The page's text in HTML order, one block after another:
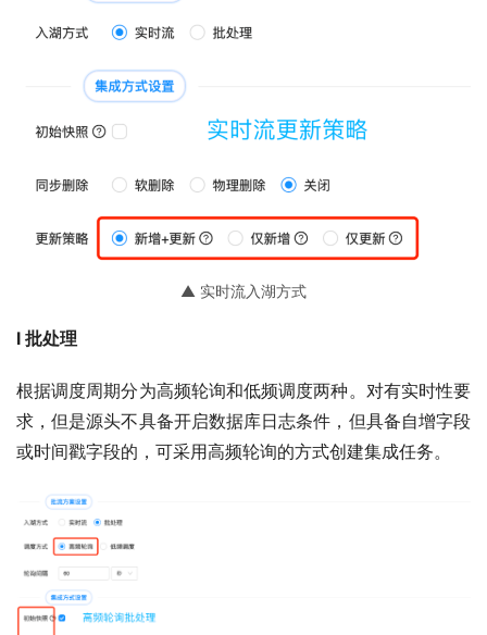
▲ 实时流入湖方式
l 批处理
根据调度周期分为高频轮询和低频调度两种。对有实时性要
求，但是源头不具备开启数据库日志条件，但具备自增字段
或时间戳字段的，可采用高频轮询的方式创建集成任务。